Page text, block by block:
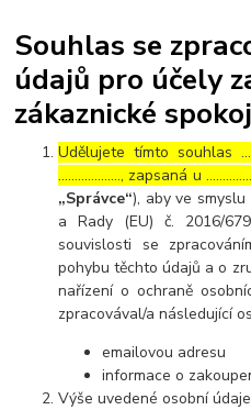
Souhlas se
údajů pro účely
zákaznické
Udělujete tímto souhlas
………………., zapsaná u
„Správce“), aby ve
a Rady (EU) č. 2016/
souvislosti se
pohybu těchto údajů a o
nařízení o ochraně
zpracovával/a následující
emailovou adresu
informace o
Výše uvedené osobní